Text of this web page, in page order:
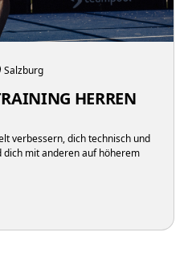
Salzburg
HERREN
verbessern, dich technisch und
mit anderen auf höherem